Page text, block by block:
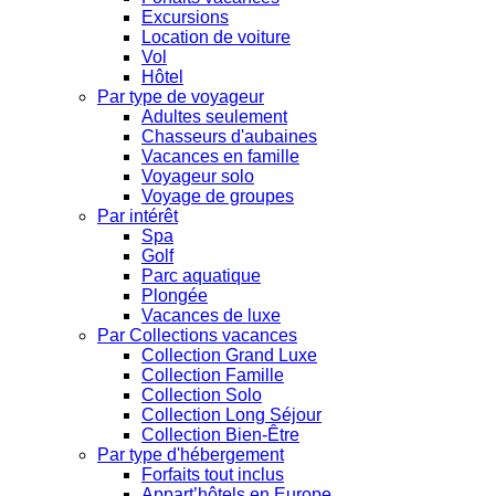
Excursions
Location de voiture
Vol
Hôtel
Par type de voyageur
Adultes seulement
Chasseurs d'aubaines
Vacances en famille
Voyageur solo
Voyage de groupes
Par intérêt
Spa
Golf
Parc aquatique
Plongée
Vacances de luxe
Par Collections vacances
Collection Grand Luxe
Collection Famille
Collection Solo
Collection Long Séjour
Collection Bien-Être
Par type d'hébergement
Forfaits tout inclus